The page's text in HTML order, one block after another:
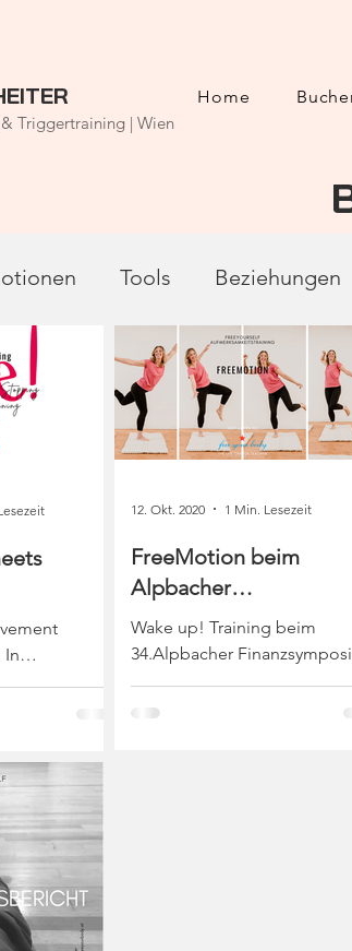
Triggertraining | Wien
Home
Tools Beziehungen
In
Trainers, I
FreeMotion beim
Alpbacher
Finanzsymposium
Wake up! Training beim
34.Alpbacher
Finanzsymposium bot wieder
12. Okt. 2020 1 Min. Lesezeit